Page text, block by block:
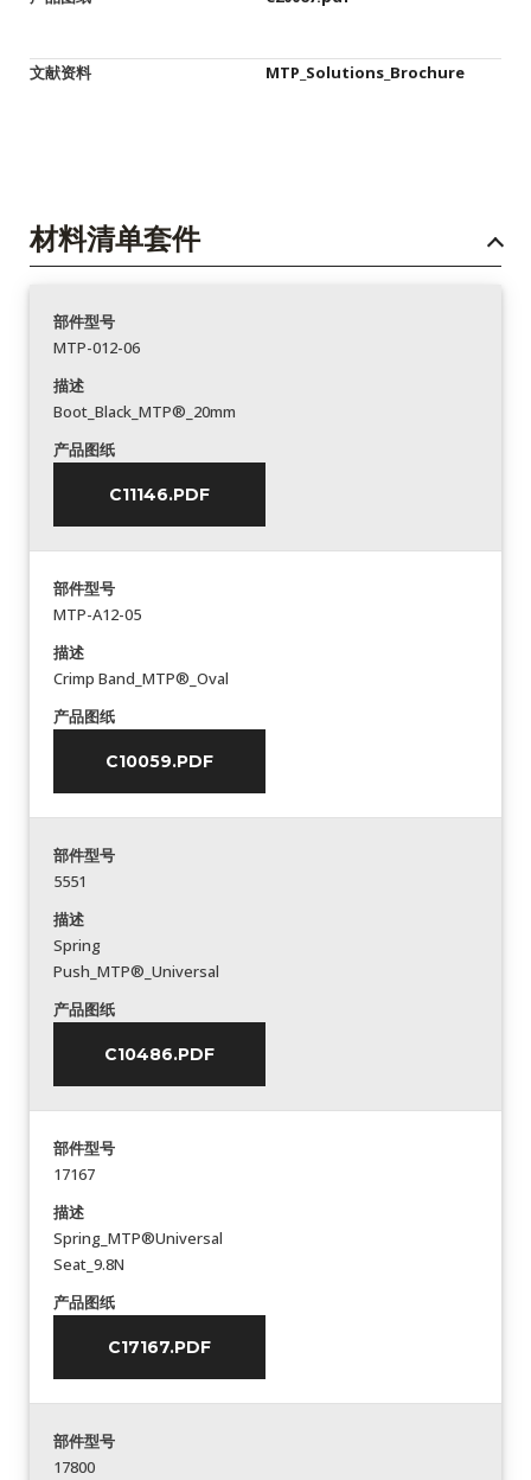
文献资料 MTP_Solutions_Brochure
材料清单套件
部件型号
MTP-012-06
描述
Boot_Black_MTP®_20mm
产品图纸
C11146.PDF
部件型号
MTP-A12-05
描述
Crimp Band_MTP®_Oval
产品图纸
C10059.PDF
部件型号
5551
描述
Spring
Push_MTP®_Universal
产品图纸
C10486.PDF
部件型号
17167
描述
Spring_MTP®Universal
Seat_9.8N
产品图纸
C17167.PDF
部件型号
17800